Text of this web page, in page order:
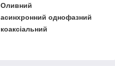
Оливний
асинхронний однофазний
коаксіальний